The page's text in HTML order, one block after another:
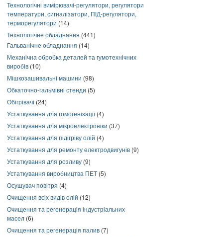
Технологічні вимірювачі-регулятори, регулятори
температури, сигналізатори, ПІД-регулятори,
терморегулятори (14)
Технологічне обладнання (441)
Гальванічне обладнання (14)
Механічна обробка деталей та гумотехнічних
виробів (10)
Мішкозашивальні машини (98)
Обкаточно-гальмівні стенди (5)
Обігрівачі (24)
Устаткування для гомогенізації(4)
Устаткування для мікроелектроніки (37)
Устаткування для підігріву олій (4)
Устаткування для ремонту електродвигунів (9)
Устаткування для розливу (9)
Устаткування виробництва ПЕТ (5)
Осушувач повітря (4)
Очищення всіх видів олій (12)
Очищення та регенерація індустріальних
масел (6)
Очищення та регенерація палив (7)